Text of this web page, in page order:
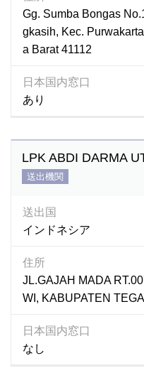
Gg. Sumba Bongas
gkasih, Kec.
a Barat 41112
日本国内窓口
あり
LPK ABDI DARMA
送出機関
送出国
インドネシア
住所
JL.GAJAH MADA
WI, KABUPATEN
日本国内窓口
なし